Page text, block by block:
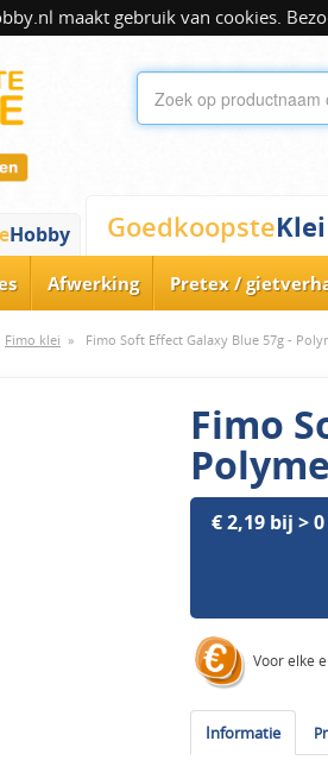
maakt gebruik van cookies.
Hobby GoedkoopsteKlei
Afwerking Pretex /
Fimo klei » Fimo Soft Effect Galaxy Blue 57g -
Fimo
€ 2,19 bij > 0
Voor elke
Informatie